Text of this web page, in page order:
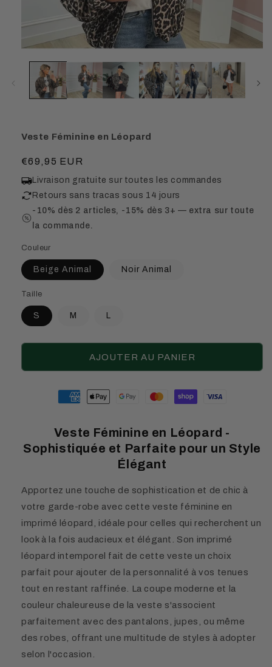
Veste Féminine en Léopard
Prix
habituel
€69,95 EUR
Livraison gratuite sur toutes les commandes
Retours sans tracas sous 14 jours
-10% dès 2 articles, -15% dès 3+ — extra sur toute
la commande.
Couleur
Beige Animal Noir Animal
Taille
S M L
AJOUTER AU PANIER
Moyens
paiement
Veste Féminine en Léopard -
Sophistiquée et Parfaite pour un Style
Élégant
Apportez une touche de sophistication et de chic à
votre garde-robe avec cette veste féminine en
imprimé léopard, idéale pour celles qui recherchent un
look à la fois audacieux et élégant. Son imprimé
léopard intemporel fait de cette veste un choix
parfait pour ajouter de la personnalité à vos tenues
tout en restant raffinée. La coupe moderne et la
couleur chaleureuse de la veste s'associent
parfaitement avec des pantalons, jupes, ou même
des robes, offrant une multitude de styles à adopter
selon l'occasion.